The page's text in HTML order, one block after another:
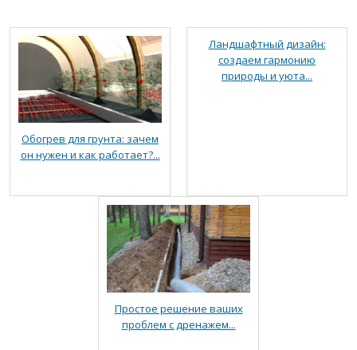
Обогрев для грунта: зачем
он нужен и как работает?...
Ландшафтный дизайн:
создаем гармонию
природы и уюта...
Простое решение ваших
проблем с дренажем...